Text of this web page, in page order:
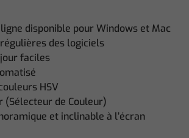
disponible pour Windows et Mac
des logiciels
faciles
HSV
(Sélecteur de Couleur)
et inclinable à l’écran